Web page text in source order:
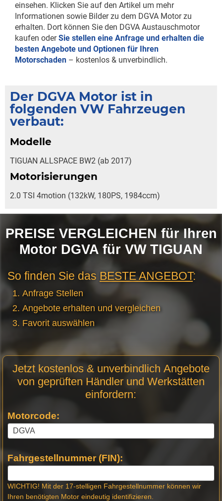
einsehen. Klicken Sie auf den Artikel um mehr
Informationen sowie Bilder zu dem DGVA Motor zu
erhalten. Dort können Sie den DGVA Austauschmotor
kaufen oderSie stellen eine Anfrage und erhalten die
besten Angebote und Optionen für Ihren
Motorschaden – kostenlos & unverbindlich.
Der DGVA Motor ist in
folgenden VW Fahrzeugen
verbaut:
Modelle
TIGUAN ALLSPACE BW2 (ab 2017)
Motorisierungen
2.0 TSI 4motion (132kW, 180PS, 1984ccm)
PREISE VERGLEICHEN für Ihren
Motor DGVA für VW TIGUAN
So finden Sie das BESTE ANGEBOT:
Anfrage Stellen
Angebote erhalten und vergleichen
Favorit auswählen
Anfrage
Stellen
Jetzt kostenlos & unverbindlich Angebote
von geprüften Händler und Werkstätten
einfordern:
Motorcode:
Fahrgestellnummer (FIN):
WICHTIG! Mit der 17-stelligen Fahrgestellnummer können wir
Ihren benötigten Motor eindeutig identifizieren.